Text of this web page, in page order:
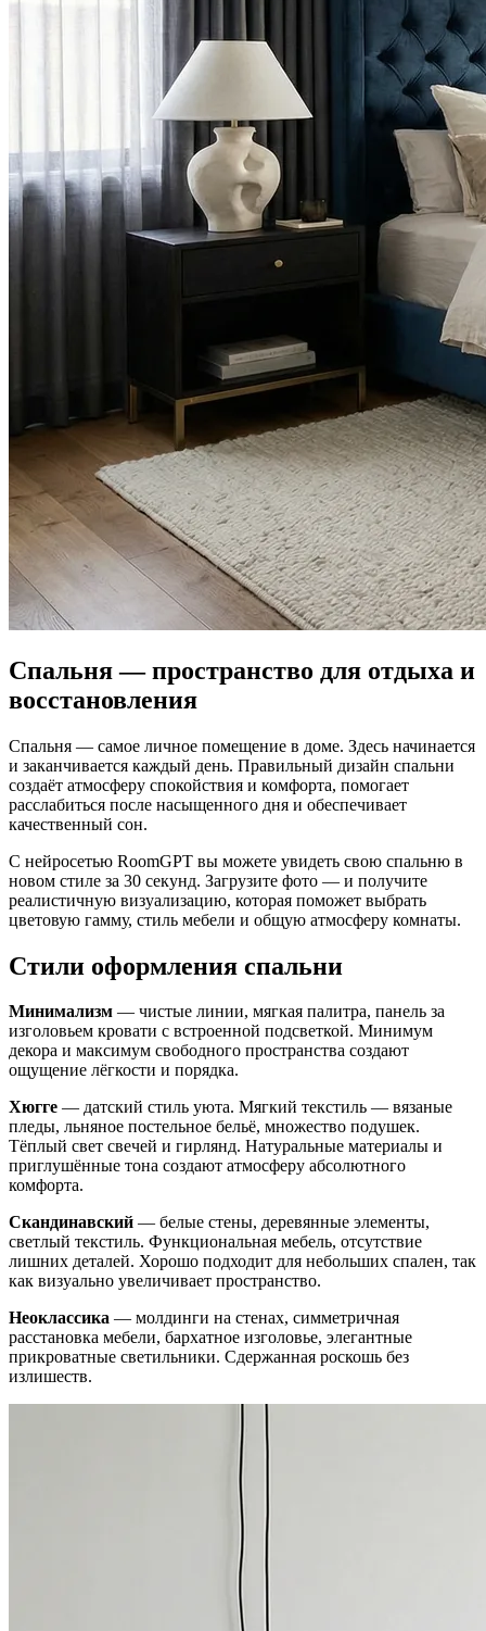
Спальня — пространство для отдыха и
восстановления
Спальня — самое личное помещение в доме. Здесь начинается
и заканчивается каждый день. Правильный дизайн спальни
создаёт атмосферу спокойствия и комфорта, помогает
расслабиться после насыщенного дня и обеспечивает
качественный сон.
С нейросетью RoomGPT вы можете увидеть свою спальню в
новом стиле за 30 секунд. Загрузите фото — и получите
реалистичную визуализацию, которая поможет выбрать
цветовую гамму, стиль мебели и общую атмосферу комнаты.
Стили оформления спальни
Минимализм — чистые линии, мягкая палитра, панель за
изголовьем кровати с встроенной подсветкой. Минимум
декора и максимум свободного пространства создают
ощущение лёгкости и порядка.
Хюгге — датский стиль уюта. Мягкий текстиль — вязаные
пледы, льняное постельное бельё, множество подушек.
Тёплый свет свечей и гирлянд. Натуральные материалы и
приглушённые тона создают атмосферу абсолютного
комфорта.
Скандинавский — белые стены, деревянные элементы,
светлый текстиль. Функциональная мебель, отсутствие
лишних деталей. Хорошо подходит для небольших спален, так
как визуально увеличивает пространство.
Неоклассика — молдинги на стенах, симметричная
расстановка мебели, бархатное изголовье, элегантные
прикроватные светильники. Сдержанная роскошь без
излишеств.